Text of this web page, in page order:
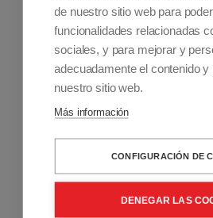
Información de contacto
+34 915 701 682
Sobre Nosotros
Accessible Madrid es una empresa
de turismo accesible y consultoría y
Accesibilidad.
de nuestro sitio web para
funcionalidades relacionadas
sociales, y para mejorar y
adecuadamente el contenido y
nuestro sitio web.
Más información
CONFIGURACIÓN DE
DENEGAR LAS